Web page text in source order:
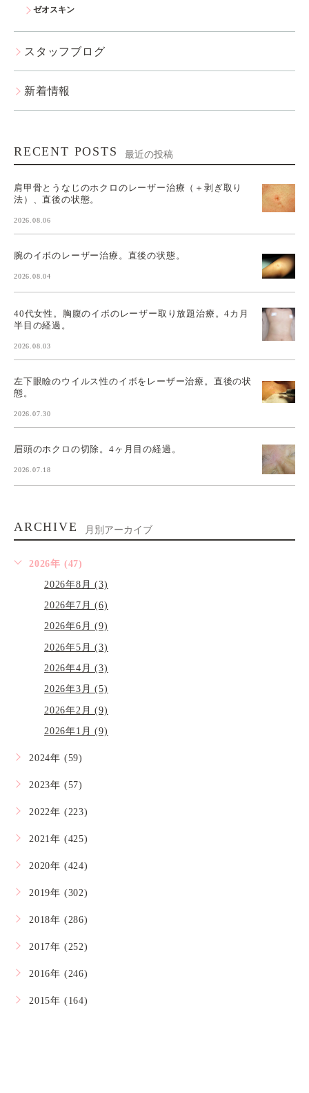
ゼオスキン
スタッフブログ
新着情報
RECENT POSTS 最近の投稿
肩甲骨とうなじのホクロのレーザー治療（＋剥ぎ取り
法）、直後の状態。
2026.08.06
腕のイボのレーザー治療。直後の状態。
2026.08.04
40代女性。胸腹のイボのレーザー取り放題治療。4カ月
半目の経過。
2026.08.03
左下眼瞼のウイルス性のイボをレーザー治療。直後の状
態。
2026.07.30
眉頭のホクロの切除。4ヶ月目の経過。
2026.07.18
ARCHIVE 月別アーカイブ
2026年 (47)
2026年8月 (3)
2026年7月 (6)
2026年6月 (9)
2026年5月 (3)
2026年4月 (3)
2026年3月 (5)
2026年2月 (9)
2026年1月 (9)
2024年 (59)
2023年 (57)
2022年 (223)
2021年 (425)
2020年 (424)
2019年 (302)
2018年 (286)
2017年 (252)
2016年 (246)
2015年 (164)